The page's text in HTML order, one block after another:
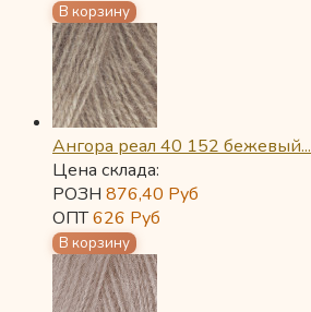
Ангора реал 40 152 бежевый...
Цена склада:
РОЗН 876,40 Руб
ОПТ626 Руб